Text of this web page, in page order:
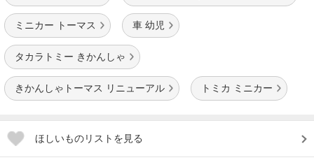
ミニカー トーマス 車 幼児
タカラトミー きかんしゃ
きかんしゃトーマス リニューアル トミカ ミニカー
ほしいものリストを見る